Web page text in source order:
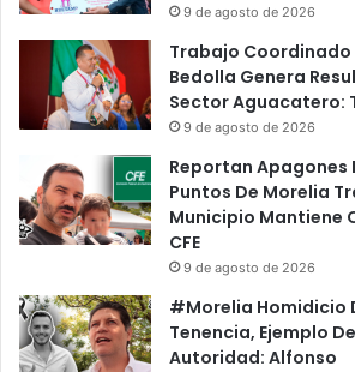
9 de agosto de 2026
Trabajo Coordinado
Bedolla Genera
Sector Aguacatero:
9 de agosto de 2026
Reportan Apagones
Puntos De Morelia
Municipio Mantiene
CFE
9 de agosto de 2026
#Morelia Homidicio
Tenencia, Ejemplo
Autoridad: Alfonso